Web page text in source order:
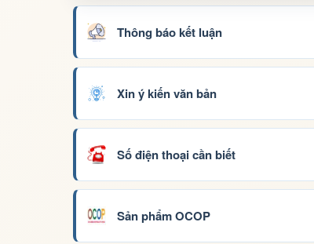
Thông báo kết luận
Xin ý kiến văn bản
Số điện thoại cần biết
Sản phẩm OCOP